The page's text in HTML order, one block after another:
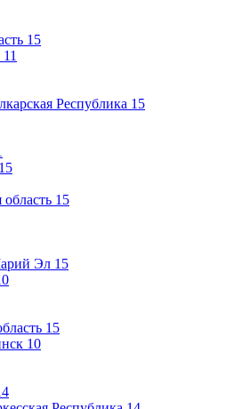
15
11
Республика 15
15
область 15
Эл 15
15
10